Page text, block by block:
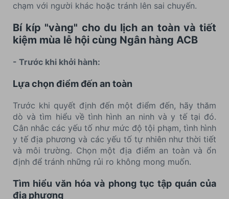
chạm với người khác hoặc tránh lên sai chuyến.
Bí kíp "vàng" cho du lịch an toàn và tiết
kiệm mùa lễ hội cùng Ngân hàng ACB
- Trước khi khởi hành:
Lựa chọn điểm đến an toàn
Trước khi quyết định đến một điểm đến, hãy thăm
dò và tìm hiểu về tình hình an ninh và y tế tại đó.
Cân nhắc các yếu tố như mức độ tội phạm, tình hình
y tế địa phương và các yếu tố tự nhiên như thời tiết
và môi trường. Chọn một địa điểm an toàn và ổn
định để tránh những rủi ro không mong muốn.
Tìm hiểu văn hóa và phong tục tập quán của
địa phương